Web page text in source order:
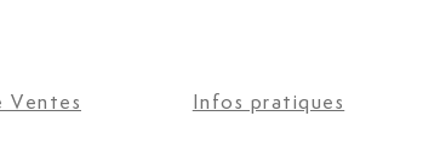
Ventes Infos pratiques